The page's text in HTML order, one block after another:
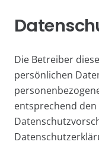
Die Betreiber
persönlichen
entsprechend den